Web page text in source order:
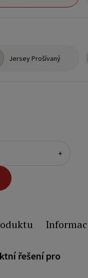
Jersey Prošívaný
+
řešení pro